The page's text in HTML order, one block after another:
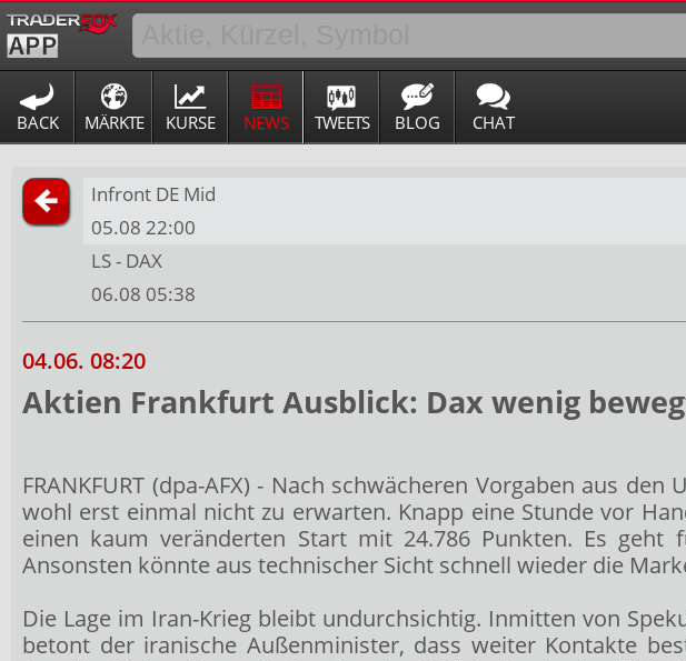
BACK MÄRKTE KURSE NEWS TWEETS BLOG CHAT
Infront DE Mid
05.08 22:00
LS - DAX
06.08 05:38
04.06. 08:20
Aktien Frankfurt Ausblick: Dax wenig
FRANKFURT (dpa-AFX) - Nach schwächeren Vorgaben aus
wohl erst einmal nicht zu erwarten. Knapp eine Stunde vor
einen kaum veränderten Start mit 24.786 Punkten. Es geht
Ansonsten könnte aus technischer Sicht schnell wieder die
Die Lage im Iran-Krieg bleibt undurchsichtig. Inmitten von
betont der iranische Außenminister, dass weiter Kontakte